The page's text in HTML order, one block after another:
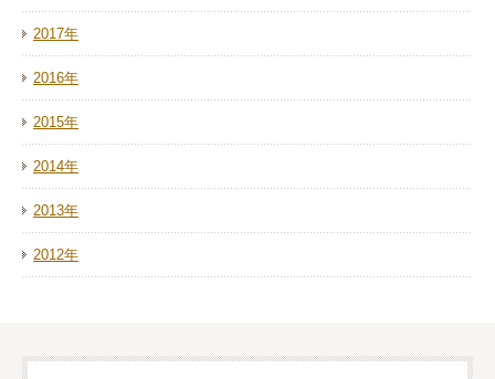
2017年
2016年
2015年
2014年
2013年
2012年